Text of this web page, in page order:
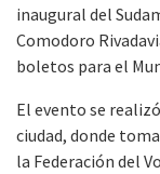
inaugural del
Comodoro
boletos para el
El evento se
ciudad, donde
la Federación del